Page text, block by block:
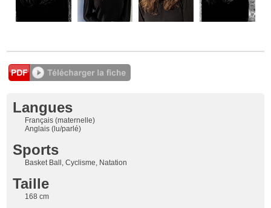
Langues
Français (maternelle)
Anglais (lu/parlé)
Sports
Basket Ball, Cyclisme, Natation
Taille
168 cm